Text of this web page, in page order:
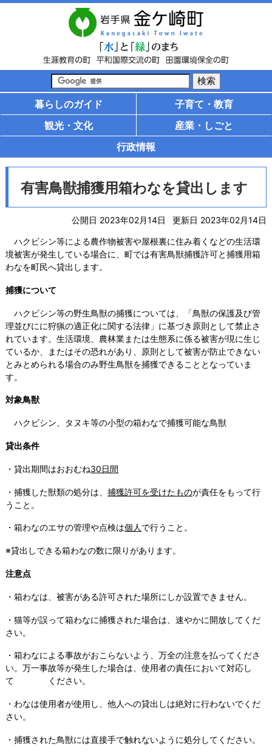
暮らしのガイド
子育て・教育
観光・文化
産業・しごと
行政情報
有害鳥獣捕獲用箱わなを貸出します
公開日 2023年02月14日 更新日 2023年02月14日
ハクビシン等による農作物被害や屋根裏に住み着くなどの生活環
境被害が発生している場合に、町では有害鳥獣捕獲許可と捕獲用箱
わなを町民へ貸出します。
捕獲について
ハクビシン等の野生鳥獣の捕獲については、「鳥獣の保護及び管
理並びにに狩猟の適正化に関する法律」に基づき原則として禁止さ
れています。生活環境、農林業または生態系に係る被害が現に生じ
ているか、またはその恐れがあり、原則として被害が防止できない
とみとめられる場合のみ野生鳥獣を捕獲できることとなっていま
す。
対象鳥獣
ハクビシン、タヌキ等の小型の箱わなで捕獲可能な鳥獣
貸出条件
・貸出期間はおおむね30日間
・捕獲した獣類の処分は、 捕獲許可を受けたものが責任をもって行
うこと。
・箱わなのエサの管理や点検は個人 で行うこと。
※貸出しできる箱わなの数に限りがあります。
注意点
・箱わなは、被害がある許可された場所にしか設置できません。
・猫等が誤って箱わなに捕獲された場合は、速やかに開放してくだ
さい。
・箱わなによる事故がおこらないよう、万全の注意を払ってくださ
い。万一事故等が発生した場合は、使用者の責任において対応し
て ください。
・わなは使用者が使用し、他人への貸出しは絶対に行わないでくだ
さい。
・捕獲された鳥獣には直接手で触れないように処分してください。